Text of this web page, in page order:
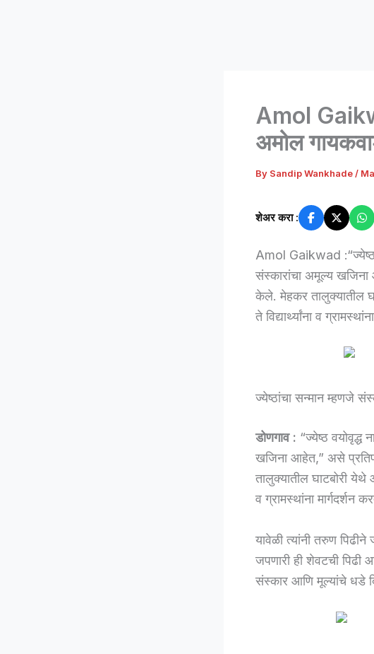
Amol
अमोल
By Sandip Wankhade /
शेअर करा :
Amol Gaikwad
संस्कारांचा अमूल्य खजिना
केले. मेहकर तालुक्यातील
ते विद्यार्थ्यांना व
ज्येष्ठांचा सन्मान म्हणजे
डोणगाव : “ज्येष्ठ
खजिना आहेत,” असे
तालुक्यातील घाटबोरी येथे
व ग्रामस्थांना मार्गदर्शन
यावेळी त्यांनी तरुण
जपणारी ही शेवटची पिढी
संस्कार आणि मूल्यांचे धडे